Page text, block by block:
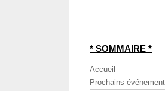
* SOMMAIRE *
Accueil
Prochains